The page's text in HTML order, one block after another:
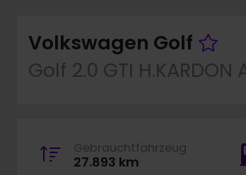
Volkswagen Golf
Golf 2.0 GTI H.KARDON
Gebrauchtfahrzeug
27.893 km